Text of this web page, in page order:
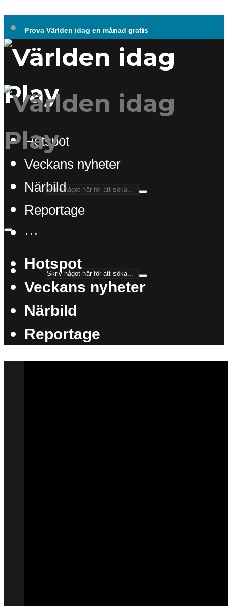
Prova Världen idag en månad gratis
Hotspot
Veckans nyheter
Närbild
Reportage
···
Hotspot
Veckans nyheter
Närbild
Reportage